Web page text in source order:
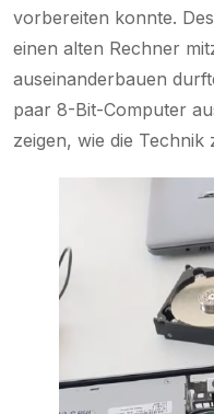
vorbereiten konnte.
einen alten Rechner
auseinanderbauen
paar 8-Bit-Computer
zeigen, wie die Technik